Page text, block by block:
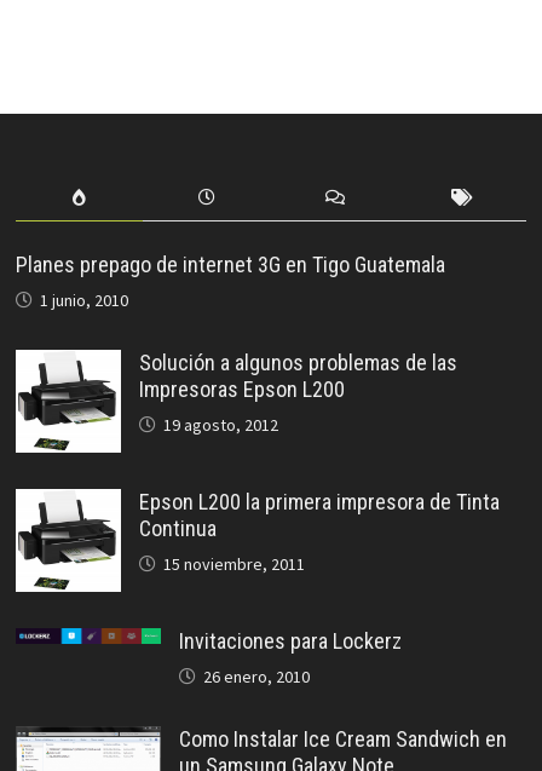
Planes prepago de internet 3G en Tigo Guatemala
1 junio, 2010
Solución a algunos problemas de las
Impresoras Epson L200
19 agosto, 2012
Epson L200 la primera impresora de Tinta
Continua
15 noviembre, 2011
Invitaciones para Lockerz
26 enero, 2010
Como Instalar Ice Cream Sandwich en
un Samsung Galaxy Note